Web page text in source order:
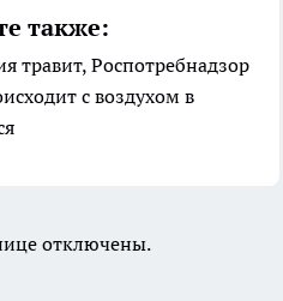
также:
травит, Роспотребнадзор
с воздухом в
отключены.